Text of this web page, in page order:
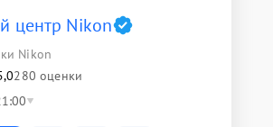
центр Nikon
Nikon
280 оценки